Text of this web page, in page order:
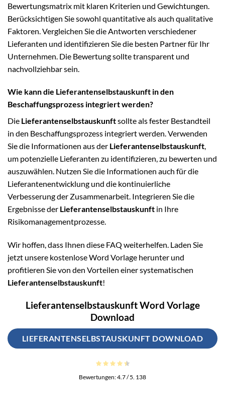
Bewertungsmatrix mit klaren Kriterien und Gewichtungen.
Berücksichtigen Sie sowohl quantitative als auch qualitative
Faktoren. Vergleichen Sie die Antworten verschiedener
Lieferanten und identifizieren Sie die besten Partner für Ihr
Unternehmen. Die Bewertung sollte transparent und
nachvollziehbar sein.
Wie kann die Lieferantenselbstauskunft in den
Beschaffungsprozess integriert werden?
Die Lieferantenselbstauskunftsollte als fester Bestandteil
in den Beschaffungsprozess integriert werden. Verwenden
Sie die Informationen aus der Lieferantenselbstauskunft,
um potenzielle Lieferanten zu identifizieren, zu bewerten und
auszuwählen. Nutzen Sie die Informationen auch für die
Lieferantenentwicklung und die kontinuierliche
Verbesserung der Zusammenarbeit. Integrieren Sie die
Ergebnisse der Lieferantenselbstauskunft in Ihre
Risikomanagementprozesse.
Wir hoffen, dass Ihnen diese FAQ weiterhelfen. Laden Sie
jetzt unsere kostenlose Word Vorlage herunter und
profitieren Sie von den Vorteilen einer systematischen
Lieferantenselbstauskunft!
Lieferantenselbstauskunft Word Vorlage
Download
LIEFERANTENSELBSTAUSKUNFT DOWNLOAD
Bewertungen:4.7/ 5. 138